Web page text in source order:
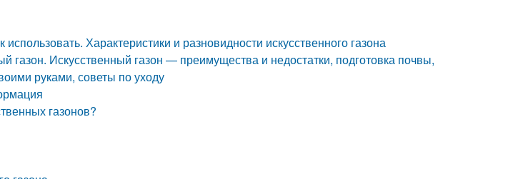
использовать. Характеристики и разновидности искусственного газона
газон. Искусственный газон — преимущества и недостатки, подготовка почвы,
руками, советы по уходу
газонов?